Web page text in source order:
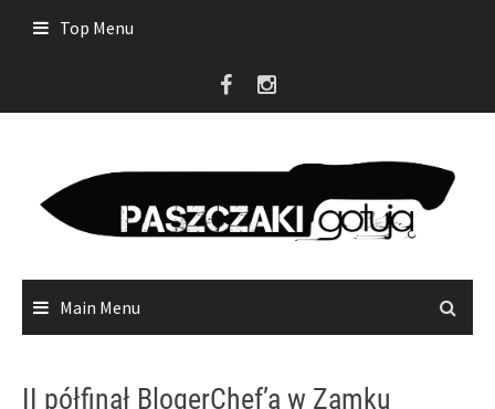
Top Menu
Main Menu
II półfinał BlogerChef’a w Zamku